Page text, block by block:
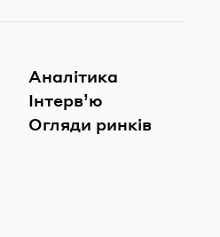
Аналітика
Інтерв’ю
Огляди ринків